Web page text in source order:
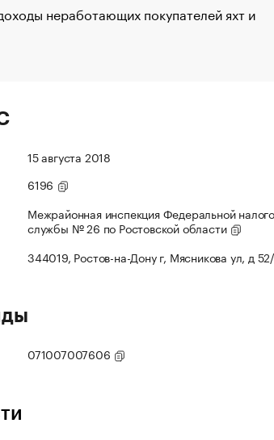
неработающих покупателей яхт и
15 августа 2018
6196
Межрайонная инспекция Федеральной
службы № 26 по Ростовской области
344019, Ростов-на-Дону г, Мясникова ул, д
071007007606